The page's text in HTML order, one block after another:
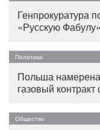
Генпрокуратура
«Русскую Фабулу»
Политика
Польша
газовый
Общество